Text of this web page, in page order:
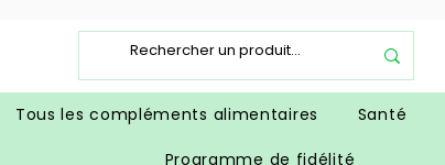
Tous les compléments alimentaires Santé
Programme de fidélité